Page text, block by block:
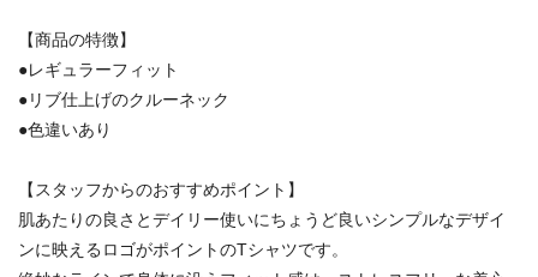
【商品の特徴】
●レギュラーフィット
●リブ仕上げのクルーネック
●色違いあり
【スタッフからのおすすめポイント】
肌あたりの良さとデイリー使いにちょうど良いシンプルなデザイ
ンに映えるロゴがポイントのTシャツです。